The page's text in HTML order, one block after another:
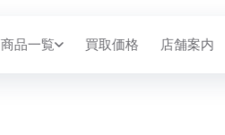
商品一覧 買取価格 店舗案内